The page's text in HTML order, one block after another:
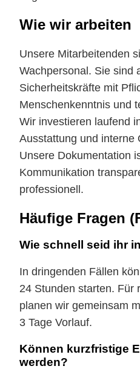
Wie wir arbeiten
Unsere Mitarbeitenden
Wachpersonal. Sie sind
Sicherheitskräfte mit
Menschenkenntnis und
Wir investieren laufend
Ausstattung und interne
Unsere Dokumentation
Kommunikation
professionell.
Häufige Fragen
Wie schnell seid ihr
In dringenden Fällen
24 Stunden starten. Für
planen wir gemeinsam
3 Tage Vorlauf.
Können kurzfristige
werden?